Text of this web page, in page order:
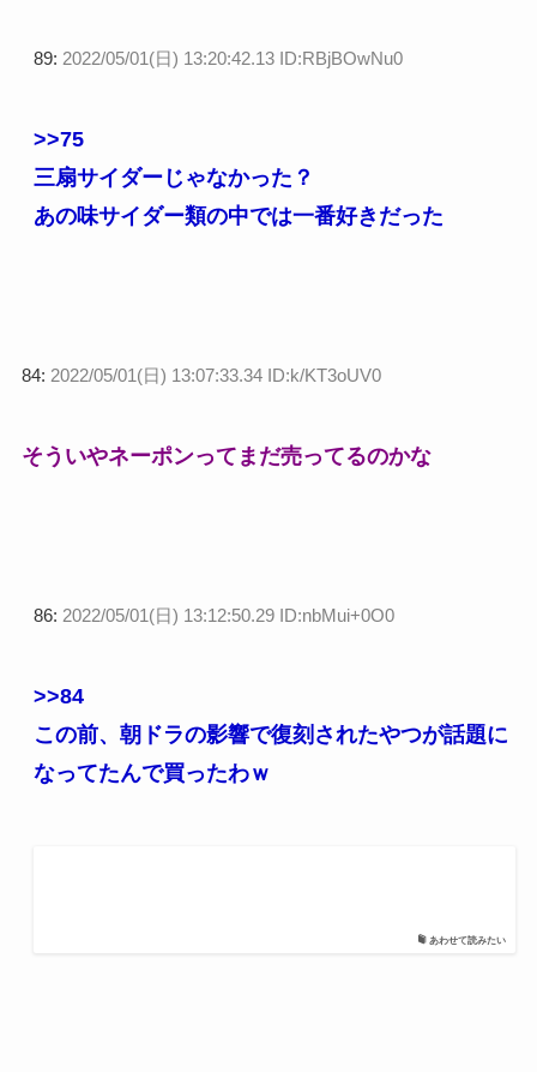
89: 2022/05/01(日) 13:20:42.13 ID:RBjBOwNu0
>>75
三扇サイダーじゃなかった？
あの味サイダー類の中では一番好きだった
84: 2022/05/01(日) 13:07:33.34 ID:k/KT3oUV0
そういやネーポンってまだ売ってるのかな
86: 2022/05/01(日) 13:12:50.29 ID:nbMui+0O0
>>84
この前、朝ドラの影響で復刻されたやつが話題に
なってたんで買ったわｗ
あわせて読みたい